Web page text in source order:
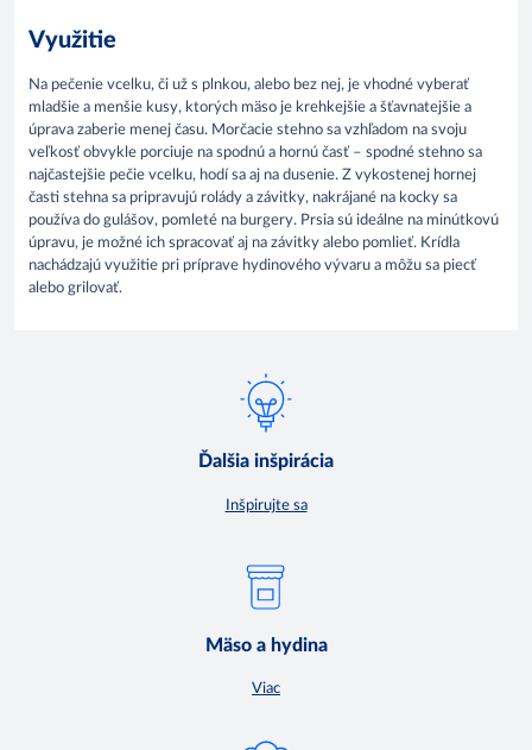
Využitie
Na pečenie vcelku, či už s plnkou, alebo bez nej, je vhodné vyberať
mladšie a menšie kusy, ktorých mäso je krehkejšie a šťavnatejšie a
úprava zaberie menej času. Morčacie stehno sa vzhľadom na svoju
veľkosť obvykle porciuje na spodnú a hornú časť – spodné stehno sa
najčastejšie pečie vcelku, hodí sa aj na dusenie. Z vykostenej hornej
časti stehna sa pripravujú rolády a závitky, nakrájané na kocky sa
používa do gulášov, pomleté na burgery. Prsia sú ideálne na minútkovú
úpravu, je možné ich spracovať aj na závitky alebo pomlieť. Krídla
nachádzajú využitie pri príprave hydinového vývaru a môžu sa piecť
alebo grilovať.
Ďalšia inšpirácia
Inšpirujte sa
Mäso a hydina
Viac